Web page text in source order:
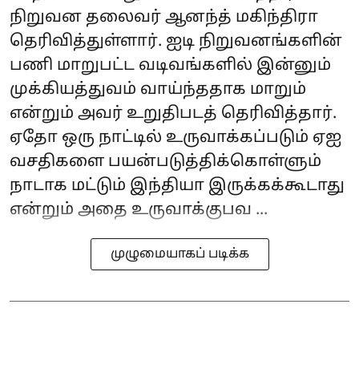
நிறுவன தலைவர் ஆனந்த் மகிந்திரா
தெரிவித்துள்ளார். ஐடி நிறுவனங்களின்
பணி மாறுபட்ட வடிவங்களில் இன்னும்
முக்கியத்துவம் வாய்ந்ததாக மாறும்
என்றும் அவர் உறுதிபடத் தெரிவித்தார்.
ஏதோ ஒரு நாட்டில் உருவாக்கப்படும் ஏஐ
வசதிகளை பயன்படுத்திக்கொள்ளும்
நாடாக மட்டும் இந்தியா இருக்கக்கூடாது
என்றும் அதை உருவாக்குபவ ...
முழுமையாகப் படிக்க